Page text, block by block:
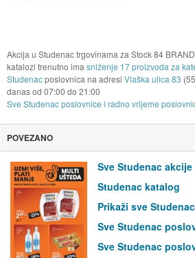
Akcija u Studenac trgovinama za Stock 84
katalozi trenutno ima sniženje 17 proizvoda za
Studenacposlovnica na adresi Vlaška ulica 83
danas od 07:00 do 21:00
Sve Studenac poslovnice i radno vrijeme
POVEZANO
Sve Studenac akcije
Studenac katalog
Prikaži sve
Sve Studenac
Sve Studenac